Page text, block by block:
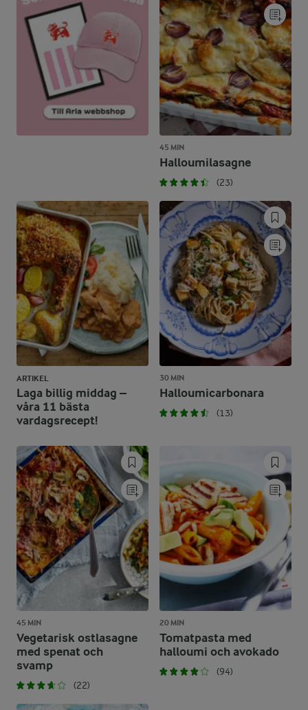
45 MIN
Halloumilasagne
(23)
ARTIKEL
Laga billig middag –
våra 11 bästa
vardagsrecept!
30 MIN
Halloumicarbonara
(13)
45 MIN
Vegetarisk ostlasagne
med spenat och
svamp
(22)
20 MIN
Tomatpasta med
halloumi och avokado
(94)